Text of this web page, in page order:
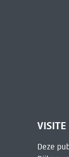
VISITE
Deze